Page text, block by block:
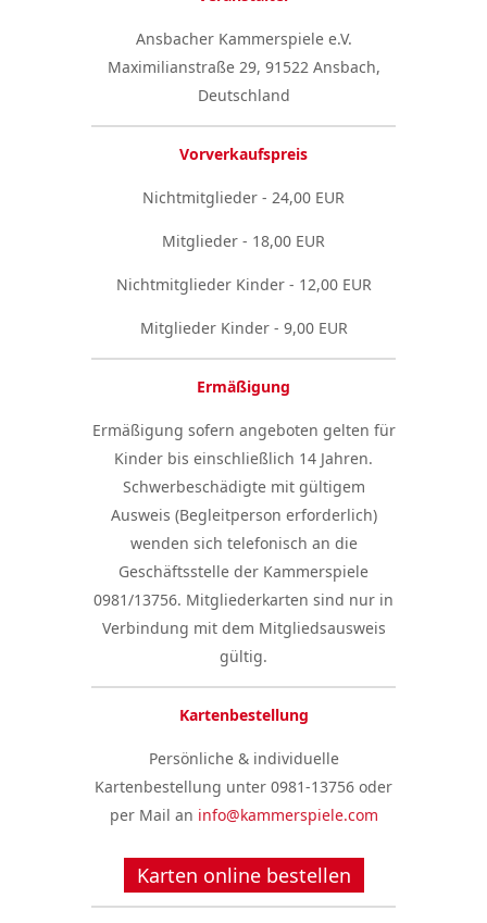
Ansbacher Kammerspiele e.V.
Maximilianstraße 29, 91522 Ansbach,
Deutschland
Vorverkaufspreis
Nichtmitglieder - 24,00 EUR
Mitglieder - 18,00 EUR
Nichtmitglieder Kinder - 12,00 EUR
Mitglieder Kinder - 9,00 EUR
Ermäßigung
Ermäßigung sofern angeboten gelten für
Kinder bis einschließlich 14 Jahren.
Schwerbeschädigte mit gültigem
Ausweis (Begleitperson erforderlich)
wenden sich telefonisch an die
Geschäftsstelle der Kammerspiele
0981/13756. Mitgliederkarten sind nur in
Verbindung mit dem Mitgliedsausweis
gültig.
Kartenbestellung
Persönliche & individuelle
Kartenbestellung unter 0981-13756 oder
per Mail an info@kammerspiele.com
Karten online bestellen